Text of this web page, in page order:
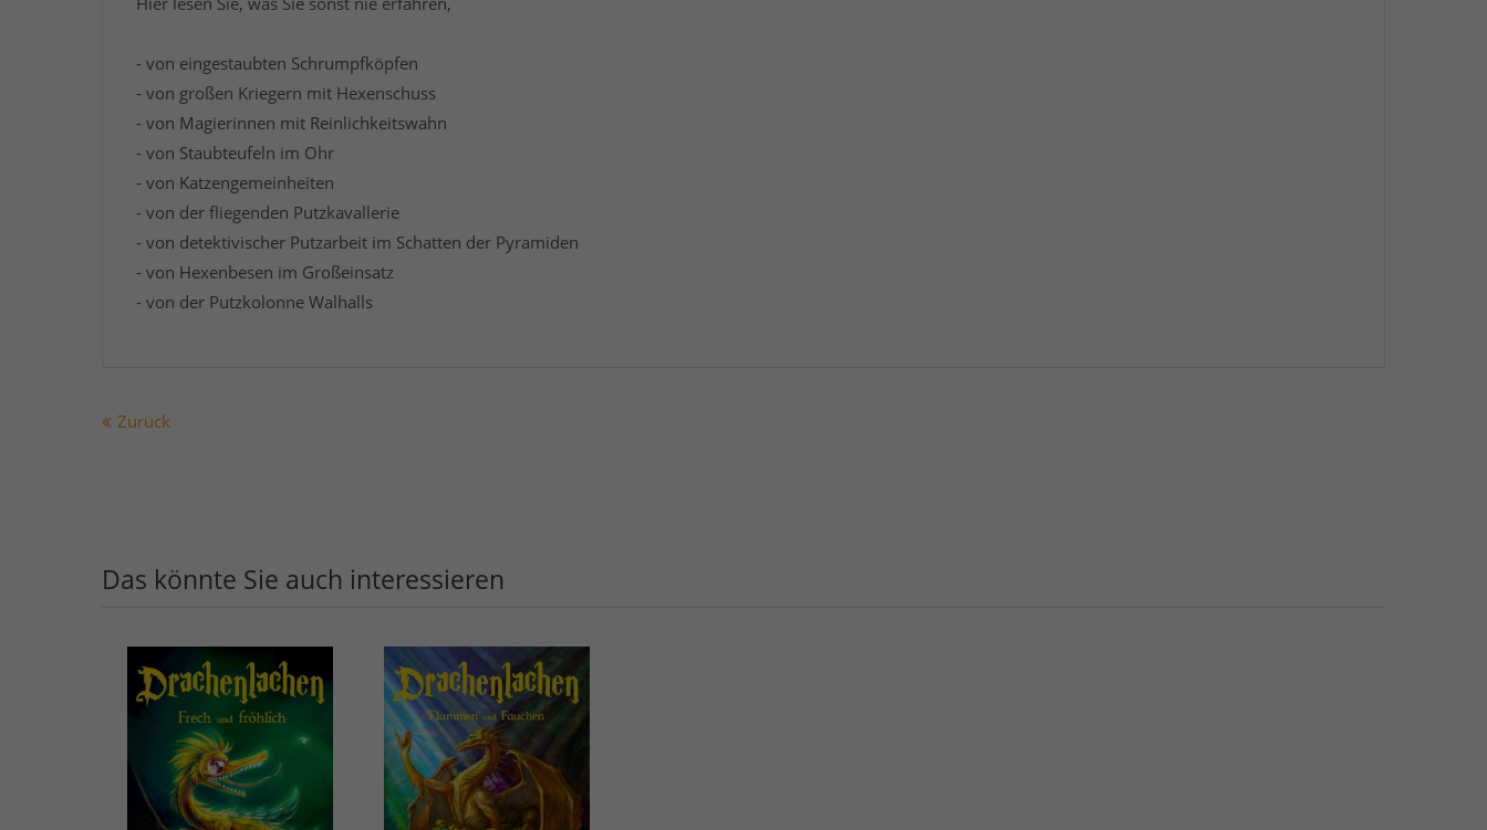
- von eingestaubten Schrumpfköpfen
- von großen Kriegern mit Hexenschuss
- von Magierinnen mit Reinlichkeitswahn
- von Staubteufeln im Ohr
- von Katzengemeinheiten
- von der fliegenden Putzkavallerie
- von detektivischer Putzarbeit im Schatten der Pyramiden
- von Hexenbesen im Großeinsatz
- von der Putzkolonne Walhalls
Zurück
Das könnte Sie auch interessieren